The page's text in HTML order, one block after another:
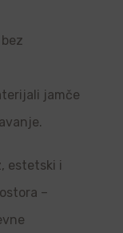
jamče
estetski i
–